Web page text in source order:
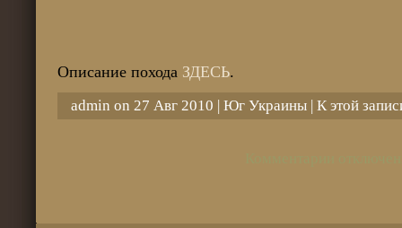
Описание похода ЗДЕСЬ.
admin on 27 Авг 2010 | Юг Украины| К этой